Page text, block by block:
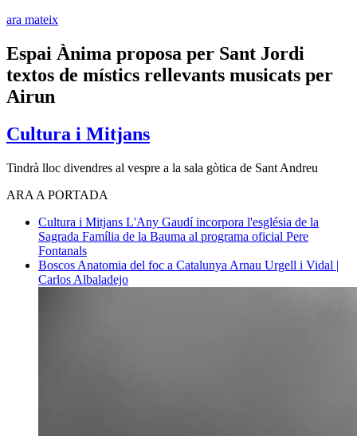
ara mateix
Espai Ànima proposa per Sant Jordi
textos de místics rellevants musicats per
Airun
Cultura i Mitjans
Tindrà lloc divendres al vespre a la sala gòtica de Sant Andreu
ARA A PORTADA
Cultura i Mitjans L'Any Gaudí incorpora l'església de la
Sagrada Família de la Bauma al programa oficial Pere
Fontanals
Boscos Anatomia del foc a Catalunya Arnau Urgell i Vidal |
Carlos Albaladejo